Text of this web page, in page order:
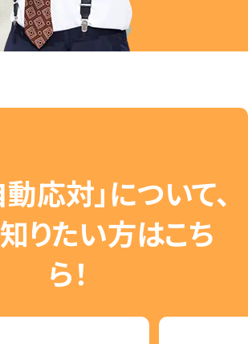
応対」について、
りたい方はこち
ら！